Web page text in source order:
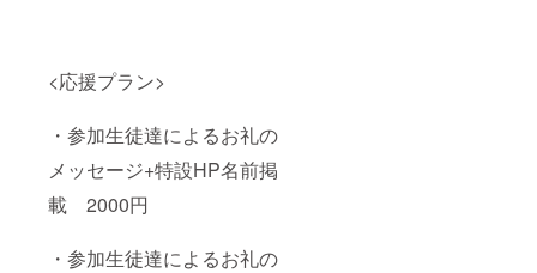
<応援プラン>
・参加生徒達によるお礼の
メッセージ+特設HP名前掲
載 2000円
・参加生徒達によるお礼の